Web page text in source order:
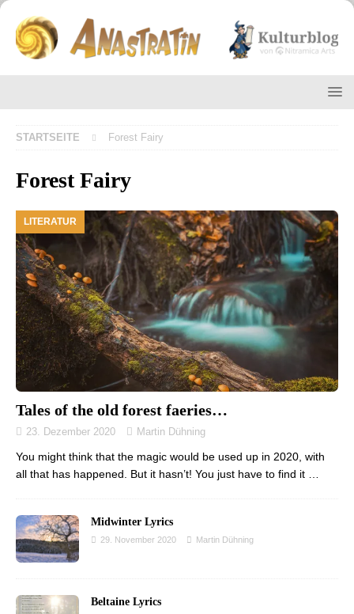
STARTSEITE Forest Fairy
Forest Fairy
LITERATUR
Tales of the old forest faeries…
23. Dezember 2020 Martin Dühning
You might think that the magic would be used up in 2020, with
all that has happened. But it hasn’t! You just have to find it …
Midwinter Lyrics
29. November 2020 Martin Dühning
Beltaine Lyrics